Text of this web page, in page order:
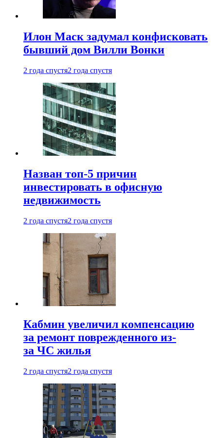
Илон Маск задумал конфисковать
бывший дом Вилли Вонки
2 года спустя2 года спустя
Назван топ-5 причин
инвестировать в офисную
недвижимость
2 года спустя2 года спустя
Кабмин увеличил компенсацию
за ремонт поврежденного из-
за ЧС жилья
2 года спустя2 года спустя